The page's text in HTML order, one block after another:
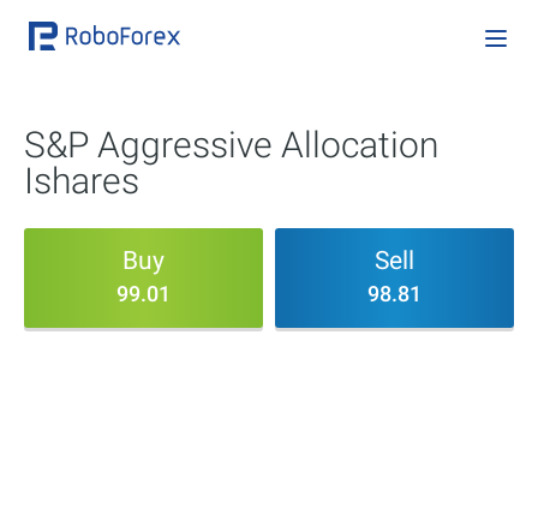
S&P Aggressive Allocation
Ishares
Buy
99.01
Sell
98.81